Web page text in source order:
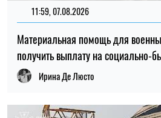
11:59, 07.08.2026
Материальная помощь для
получить выплату на социально-
Ирина Де Люсто